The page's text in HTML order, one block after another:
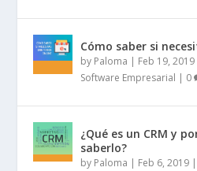
Cómo saber si
by Paloma | Feb 19, 2019
Software Empresarial | 0
¿Qué es un CRM y
saberlo?
by Paloma | Feb 6, 2019 |